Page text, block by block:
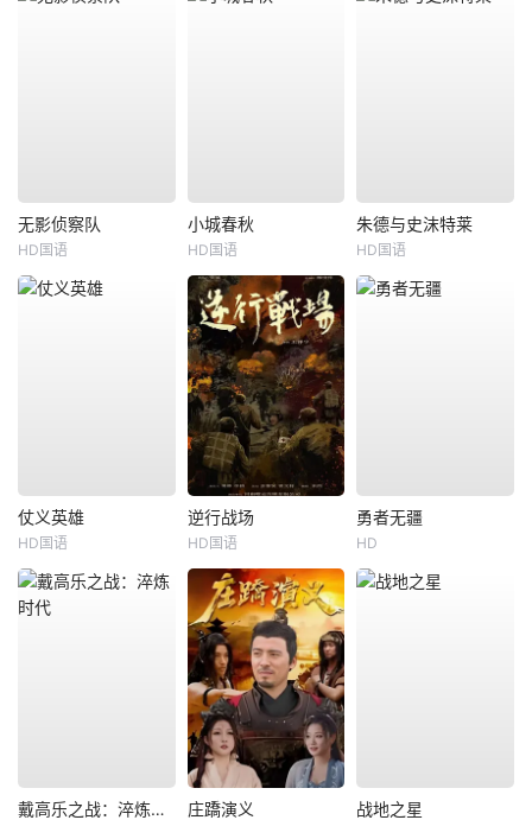
无影侦察队
HD国语
小城春秋
HD国语
朱德与史沫特莱
HD国语
仗义英雄
HD国语
逆行战场
HD国语
勇者无疆
HD
戴高乐之战：淬炼时代 庄蹻演义 战地之星